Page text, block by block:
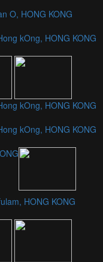
O, HONG KONG
kOng, HONG KONG
kOng, HONG KONG
kOng, HONG KONG
HONG KONG